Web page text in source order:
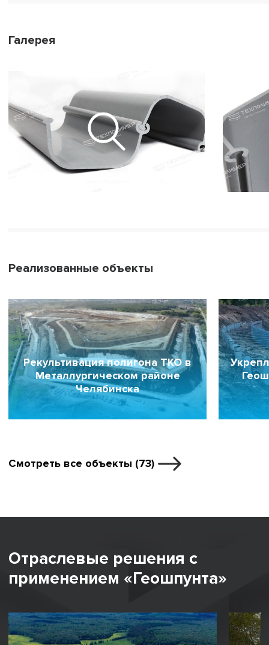
Галерея
Реализованные объекты
Рекультивация полигона ТКО в
Металлургическом районе
Челябинска
Смотреть все объекты (73)
Отраслевые решения с
применением «Геошпунта»